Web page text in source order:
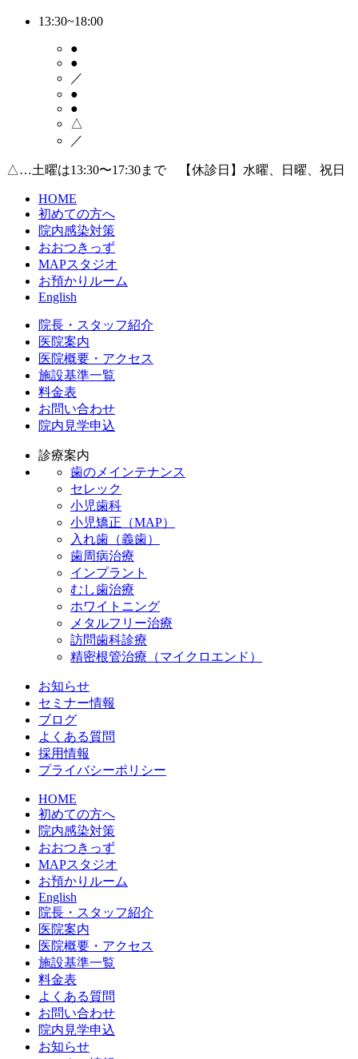
13:30~18:00
●
●
／
●
●
△
／
△…土曜は13:30〜17:30まで 【休診日】水曜、日曜、祝日
HOME
初めての方へ
院内感染対策
おおつきっず
MAPスタジオ
お預かりルーム
English
院長・スタッフ紹介
医院案内
医院概要・アクセス
施設基準一覧
料金表
お問い合わせ
院内見学申込
診療案内
歯のメインテナンス
セレック
小児歯科
小児矯正（MAP）
入れ歯（義歯）
歯周病治療
インプラント
むし歯治療
ホワイトニング
メタルフリー治療
訪問歯科診療
精密根管治療（マイクロエンド）
お知らせ
セミナー情報
ブログ
よくある質問
採用情報
プライバシーポリシー
HOME
初めての方へ
院内感染対策
おおつきっず
MAPスタジオ
お預かりルーム
English
院長・スタッフ紹介
医院案内
医院概要・アクセス
施設基準一覧
料金表
よくある質問
お問い合わせ
院内見学申込
お知らせ